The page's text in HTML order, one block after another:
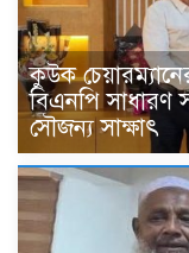
কুউক
বিএনপি সাধারণ
সৌজন্য সাক্ষাৎ